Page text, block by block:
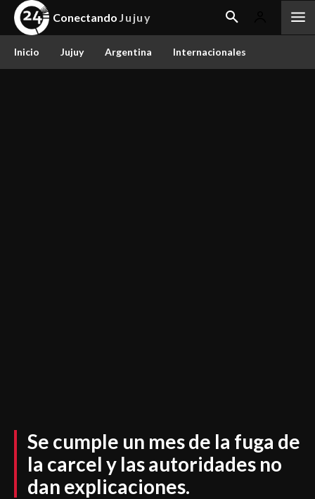
Conectando Jujuy
Inicio Jujuy Argentina Internacionales
Se cumple un mes de la fuga de
la carcel y las autoridades no
dan explicaciones.